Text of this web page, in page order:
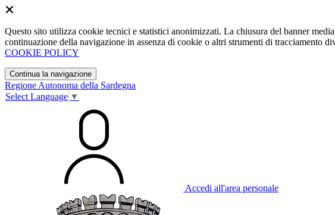
Questo sito utilizza cookie tecnici e statistici anonimizzati. La chiusura del banner
continuazione della navigazione in assenza di cookie o altri strumenti di tracciamento
COOKIE POLICY
Continua la navigazione
Regione Autonoma della Sardegna
Select Language ▼
Accedi all'area personale